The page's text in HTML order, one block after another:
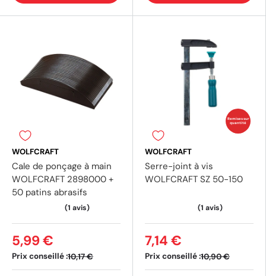
WOLFCRAFT
Cale de ponçage à main
WOLFCRAFT 2898000 +
50 patins abrasifs
Prix conseillé :10,17 €
5,99 €
Remises sur
quantité
WOLFCRAFT
Serre-joint à vis
WOLFCRAFT SZ 50-150
Prix conseillé :10,90 €
7,14 €